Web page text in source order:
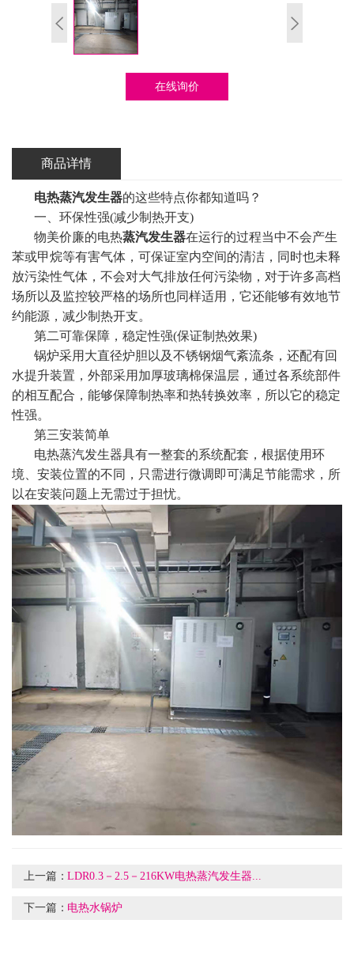
在线询价
商品详情
电热蒸汽发生器的这些特点你都知道吗？
一、环保性强(减少制热开支)
物美价廉的电热蒸汽发生器在运行的过程当中不会产生
苯或甲烷等有害气体，可保证室内空间的清洁，同时也未释
放污染性气体，不会对大气排放任何污染物，对于许多高档
场所以及监控较严格的场所也同样适用，它还能够有效地节
约能源，减少制热开支。
第二可靠保障，稳定性强(保证制热效果)
锅炉采用大直径炉胆以及不锈钢烟气紊流条，还配有回
水提升装置，外部采用加厚玻璃棉保温层，通过各系统部件
的相互配合，能够保障制热率和热转换效率，所以它的稳定
性强。
第三安装简单
电热蒸汽发生器具有一整套的系统配套，根据使用环
境、安装位置的不同，只需进行微调即可满足节能需求，所
以在安装问题上无需过于担忧。
上一篇：LDR0.3－2.5－216KW电热蒸汽发生器...
下一篇： 电热水锅炉